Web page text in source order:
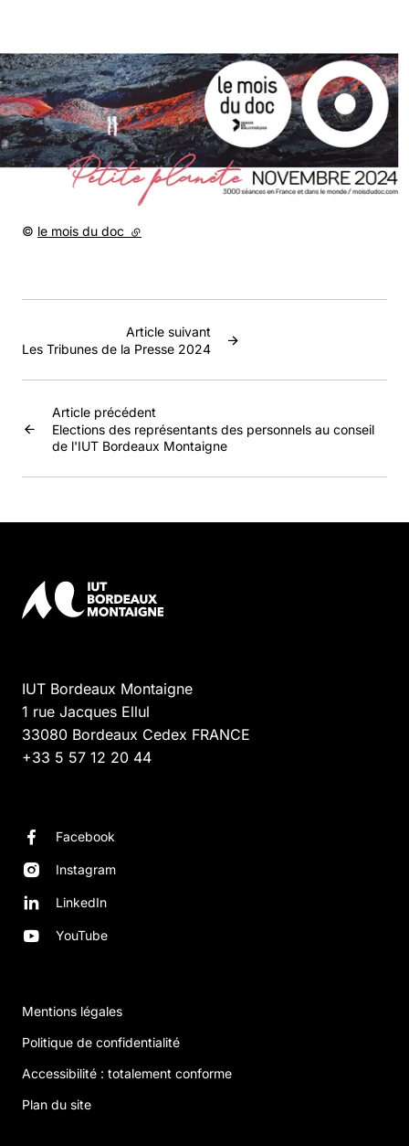
Agrandir
Droits réservés :
© le mois du doc (lien externe)
Article précédent
Elections des représentants des personnels au conseil
de l'IUT Bordeaux Montaigne
Article suivant
Les Tribunes de la Presse 2024
IUT Bordeaux Montaigne
1 rue Jacques Ellul
33080 Bordeaux Cedex FRANCE
+33 5 57 12 20 44
Facebook
Instagram
LinkedIn
YouTube
Mentions légales
Politique de confidentialité
Accessibilité : totalement conforme
Plan du site